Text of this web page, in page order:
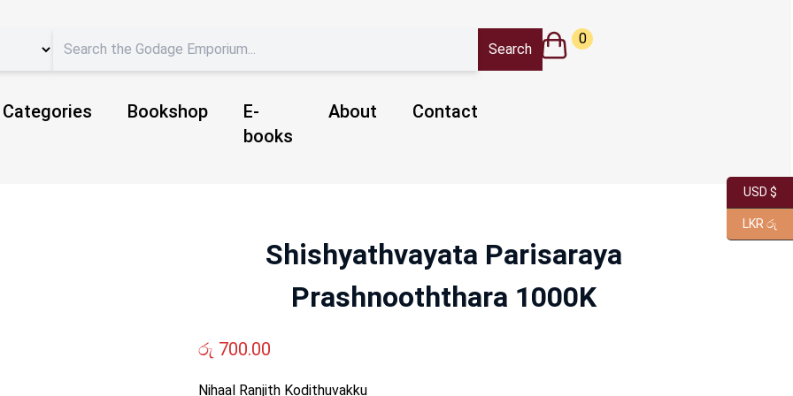
Categories Bookshop
E-
books
About Contact
0
Shishyathvayata Parisaraya
Prashnooththara 1000K
රු 700.00
Nihaal Ranjith Kodithuvakku
USD $
LKR රු